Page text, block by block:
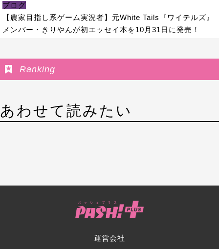
ブログ
【農家目指し系ゲーム実況者】元White Tails『ワイテルズ』
メンバー・きりやんが初エッセイ本を10月31日に発売！
Ranking
あわせて読みたい
運営会社